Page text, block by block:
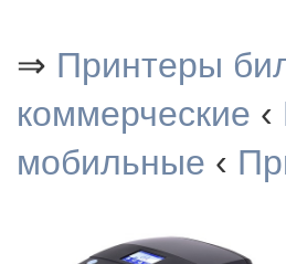
⇒ Принтеры
коммерческие ‹
мобильные ‹